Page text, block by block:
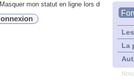
La
Masquer mon statut en ligne lors de cette